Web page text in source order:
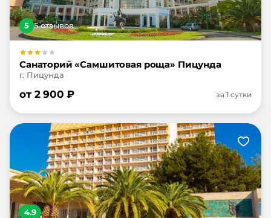
5 5отзывов
Санаторий «Самшитовая роща» Пицунда
г. Пицунда
от 2 900 ₽ за 1 сутки
4.9